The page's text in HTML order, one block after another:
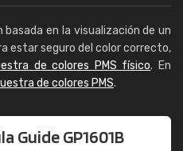
en la visualización de un
estar seguro del color correcto,
de colores PMS físico. En
de colores PMS.
Guide GP1601B